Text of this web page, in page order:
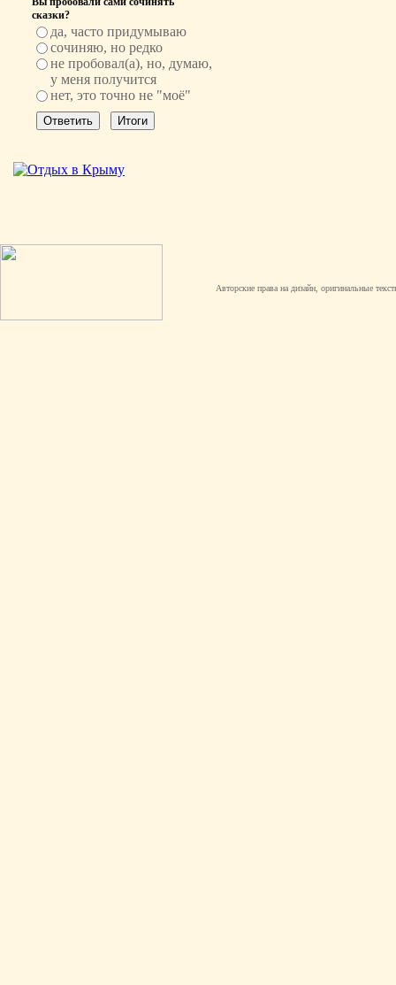
сказки?
да, часто придумываю
сочиняю, но редко
не пробовал(а), но, думаю,
у меня получится
нет, это точно не "моё"
Авторские права на дизайн, оригинальные